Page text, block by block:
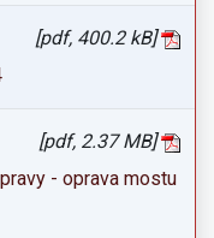
[pdf, 400.2 kB]
[pdf, 2.37 MB]
- oprava mostu